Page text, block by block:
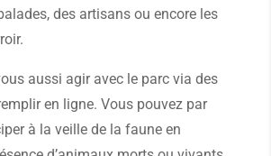
des artisans ou encore les
aussi agir avec le parc via des
en ligne. Vous pouvez par
à la veille de la faune en